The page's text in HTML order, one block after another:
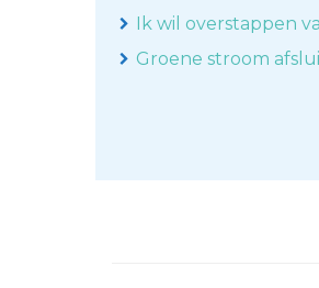
Ik wil overstappen
Groene stroom